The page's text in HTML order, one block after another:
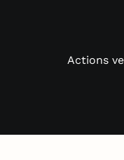
Actions